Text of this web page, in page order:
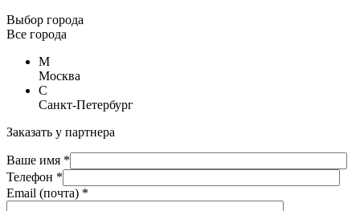
Выбор города
Все города
М
Москва
С
Санкт-Петербург
Заказать у партнера
Ваше имя *
Телефон *
Email (почта) *